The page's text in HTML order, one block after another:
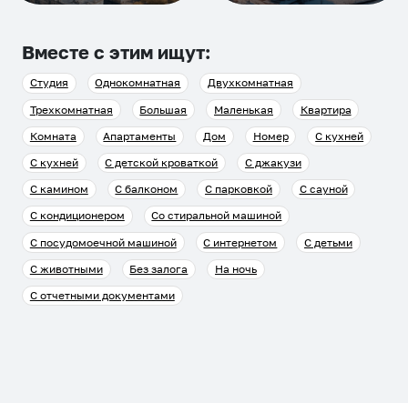
Вместе с этим ищут:
Студия Однокомнатная
Двухкомнатная
Трехкомнатная
Большая Маленькая
Квартира
Комната
Апартаменты Дом Номер
С кухней
С кухней
С детской кроваткой
С джакузи
С камином
С балконом С парковкой
С сауной
С кондиционером
Со стиральной машиной
С посудомоечной машиной
С интернетом
С детьми
С животными
Без залога
На ночь
С отчетными документами